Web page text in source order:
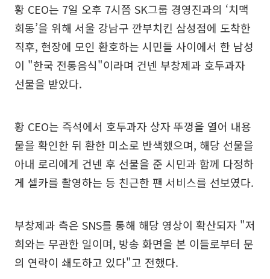
황 CEO는 7일 오후 7시쯤 SK그룹 경영진과의 ‘치맥
회동’을 위해 서울 강남구 깐부치킨 삼성점에 도착한
직후, 현장에 모인 환호하는 시민들 사이에서 한 남성
이 "한국 전통음식"이라며 건넨 부창제과 호두과자
선물을 받았다.
황 CEO는 즉석에서 호두과자 상자 뚜껑을 열어 내용
물을 확인한 뒤 환한 미소로 반색했으며, 해당 선물을
아내 로리에게 건넨 후 선물을 준 시민과 함께 다정하
게 셀카를 촬영하는 등 친근한 팬 서비스를 선보였다.
부창제과 측은 SNS를 통해 해당 영상이 확산되자 "저
희와는 무관한 일이며, 방송 화면을 본 이들로부터 문
의 연락이 쇄도하고 있다"고 전했다.